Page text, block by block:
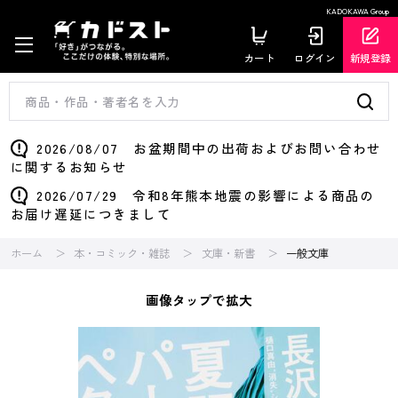
KADOKAWA Group
カート ログイン 新規登録
2026/08/07 お盆期間中の出荷およびお問い合わせ
に関するお知らせ
2026/07/29 令和8年熊本地震の影響による商品の
お届け遅延につきまして
ホーム 本・コミック・雑誌 文庫・新書 一般文庫
画像タップで拡大